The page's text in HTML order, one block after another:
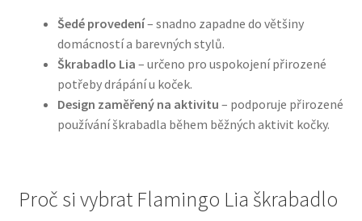
Happy Dog — Německá kvalita a přirozené složení
Hill’s pro psy
Šedé provedení– snadno zapadne do většiny
domácností a barevných stylů.
Škrabadlo Lia – určeno pro uspokojení přirozené
potřeby drápání u koček.
Design zaměřený na aktivitu – podporuje přirozené
používání škrabadla během běžných aktivit kočky.
Proč si vybrat Flamingo Lia škrabadlo